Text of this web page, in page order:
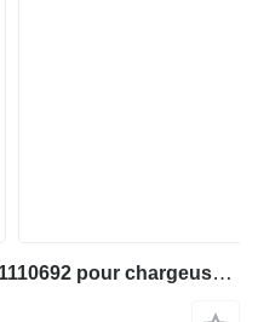
Refroidisseur intermédiaire 11110692 pour chargeuse sur pneus Volvo L150E: L150F: L180E: L180F: L220E: L220F